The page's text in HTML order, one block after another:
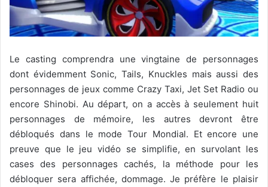
Le casting comprendra une vingtaine de personnages
dont évidemment Sonic, Tails, Knuckles mais aussi des
personnages de jeux comme Crazy Taxi, Jet Set Radio ou
encore Shinobi. Au départ, on a accès à seulement huit
personnages de mémoire, les autres devront être
débloqués dans le mode Tour Mondial. Et encore une
preuve que le jeu vidéo se simplifie, en survolant les
cases des personnages cachés, la méthode pour les
débloquer sera affichée, dommage. Je préfère le plaisir